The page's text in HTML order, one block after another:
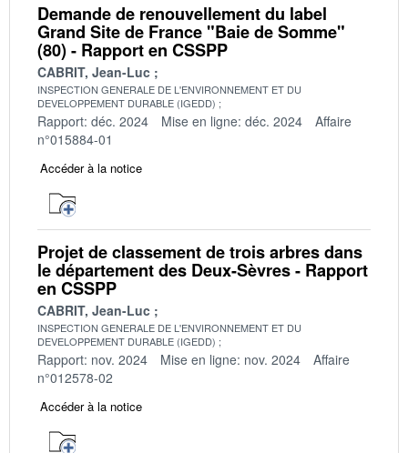
Demande de renouvellement du label
Grand Site de France "Baie de Somme"
(80) - Rapport en CSSPP
CABRIT, Jean-Luc
INSPECTION GENERALE DE L'ENVIRONNEMENT ET DU
DEVELOPPEMENT DURABLE (IGEDD)
Rapport: déc. 2024 Mise en ligne: déc. 2024
Affaire
n°015884-01
Accéder à la notice
Projet de classement de trois arbres dans
le département des Deux-Sèvres - Rapport
en CSSPP
CABRIT, Jean-Luc
INSPECTION GENERALE DE L'ENVIRONNEMENT ET DU
DEVELOPPEMENT DURABLE (IGEDD)
Rapport: nov. 2024 Mise en ligne: nov. 2024
Affaire
n°012578-02
Accéder à la notice